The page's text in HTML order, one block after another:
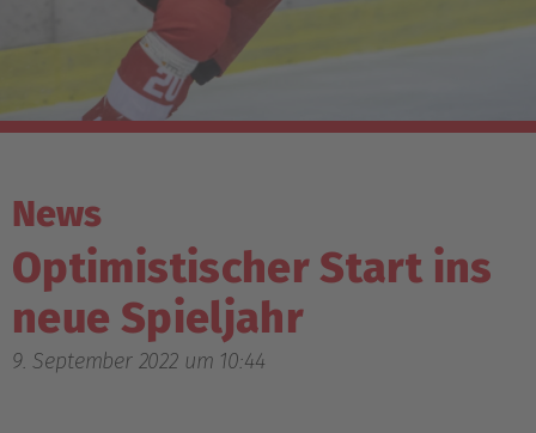
News
Optimistischer Start ins
neue Spieljahr
9. September 2022 um 10:44